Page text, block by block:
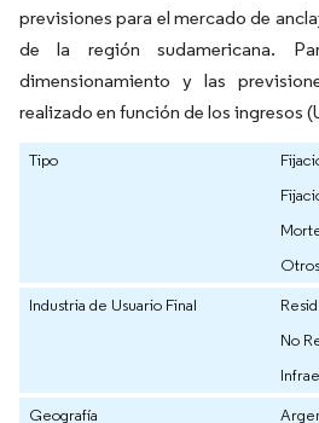
previsiones para el mercado de
de la región sudamericana.
dimensionamiento y las
realizado en función de los ingresos
Tipo
Industria de Usuario Final
No
Geografía